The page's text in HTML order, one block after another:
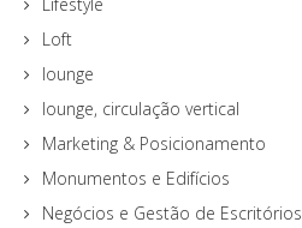
Loft
lounge
lounge, circulação vertical
Marketing & Posicionamento
Monumentos e Edifícios
Negócios e Gestão de Escritórios